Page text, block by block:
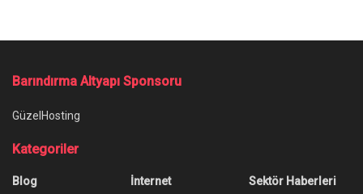
Barındırma Altyapı Sponsoru
GüzelHosting
Kategoriler
Blog
İnternet
Sektör Haberleri